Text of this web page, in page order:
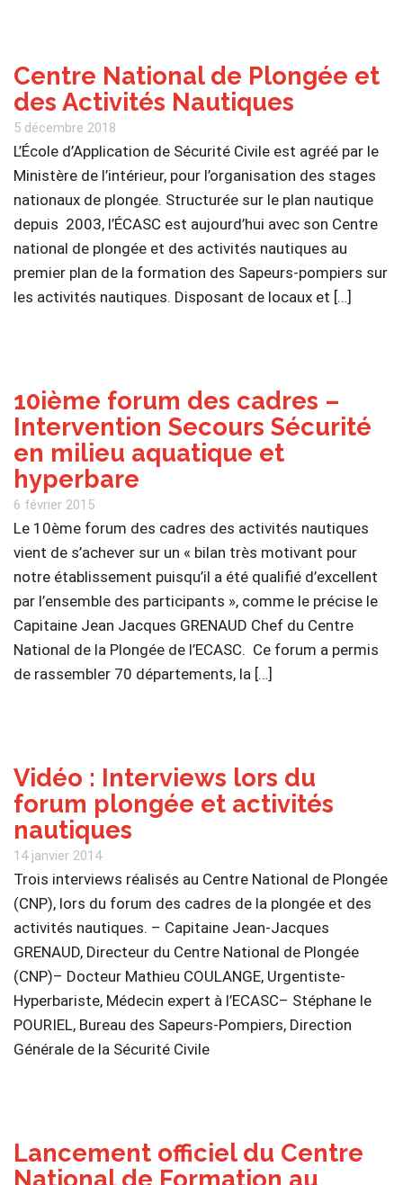
Centre National de Plongée et
des Activités Nautiques
5 décembre 2018
L’École d’Application de Sécurité Civile est agréé par le
Ministère de l’intérieur, pour l’organisation des stages
nationaux de plongée. Structurée sur le plan nautique
depuis 2003, l’ÉCASC est aujourd’hui avec son Centre
national de plongée et des activités nautiques au
premier plan de la formation des Sapeurs-pompiers sur
les activités nautiques. Disposant de locaux et […]
10ième forum des cadres –
Intervention Secours Sécurité
en milieu aquatique et
hyperbare
6 février 2015
Le 10ème forum des cadres des activités nautiques
vient de s’achever sur un « bilan très motivant pour
notre établissement puisqu’il a été qualifié d’excellent
par l’ensemble des participants », comme le précise le
Capitaine Jean Jacques GRENAUD Chef du Centre
National de la Plongée de l’ECASC. Ce forum a permis
de rassembler 70 départements, la […]
Vidéo : Interviews lors du
forum plongée et activités
nautiques
14 janvier 2014
Trois interviews réalisés au Centre National de Plongée
(CNP), lors du forum des cadres de la plongée et des
activités nautiques. – Capitaine Jean-Jacques
GRENAUD, Directeur du Centre National de Plongée
(CNP)– Docteur Mathieu COULANGE, Urgentiste-
Hyperbariste, Médecin expert à l’ECASC– Stéphane le
POURIEL, Bureau des Sapeurs-Pompiers, Direction
Générale de la Sécurité Civile
Lancement officiel du Centre
National de Formation au